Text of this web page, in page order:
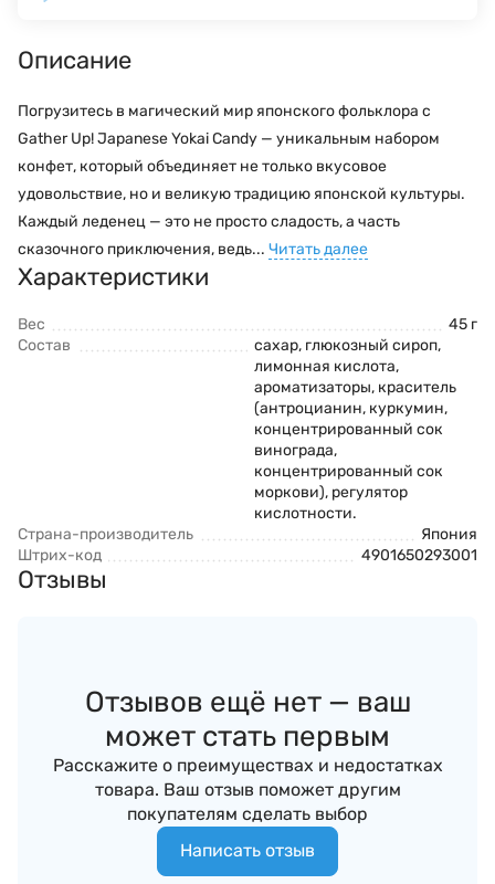
Описание
Погрузитесь в магический мир японского фольклора с
Gather Up! Japanese Yokai Candy — уникальным набором
конфет, который объединяет не только вкусовое
удовольствие, но и великую традицию японской культуры.
Каждый леденец — это не просто сладость, а часть
сказочного приключения, ведь... Читать далее
Характеристики
Вес
45 г
Состав
сахар, глюкозный сироп,
лимонная кислота,
ароматизаторы, краситель
(антроцианин, куркумин,
концентрированный сок
винограда,
концентрированный сок
моркови), регулятор
кислотности.
Страна-производитель
Япония
Штрих-код
4901650293001
Отзывы
Отзывов ещё нет — ваш
может стать первым
Расскажите о преимуществах и недостатках
товара. Ваш отзыв поможет другим
покупателям сделать выбор
Написать отзыв